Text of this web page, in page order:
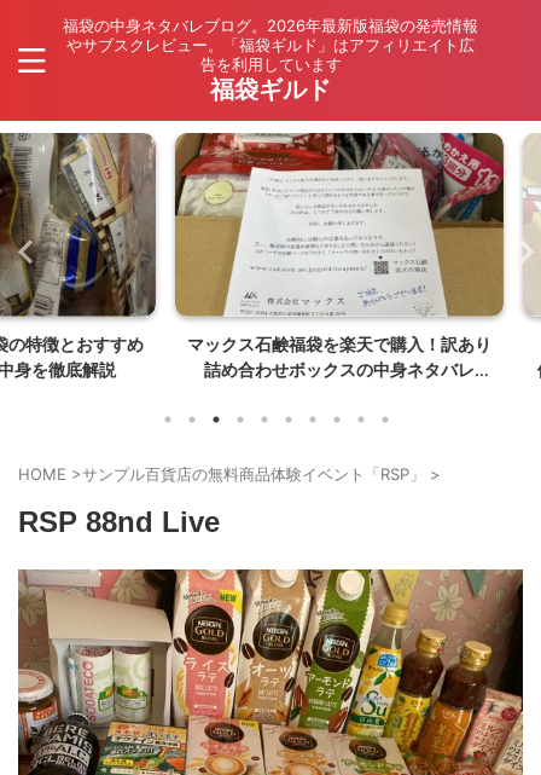
福袋の中身ネタバレブログ。2026年最新版福袋の発売情報
やサブスクレビュー。「福袋ギルド」はアフィリエイト広
告を利用しています
福袋ギルド
おすすめ
解説
マックス石鹸福袋を楽天で購入！訳あり
詰め合わせボックスの中身ネタバレ
マクド
価・最
HOME >サンプル百貨店の無料商品体験イベント「RSP」 >
RSP 88nd Live